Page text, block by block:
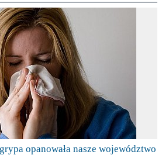
opanowała nasze województwo